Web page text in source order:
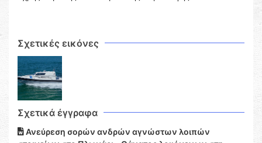
Σχετικές εικόνες
Σχετικά έγγραφα
Ανεύρεση σορών ανδρών αγνώστων λοιπών